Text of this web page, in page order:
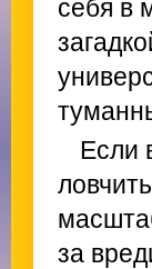
себя в
Если
за